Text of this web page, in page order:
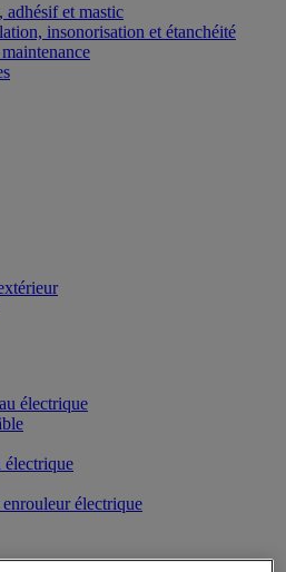
adhésif et mastic
insonorisation et étanchéité
électrique
électrique
électrique